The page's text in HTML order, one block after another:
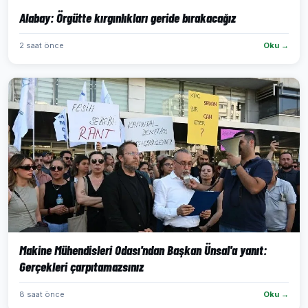
Alabay: Örgütte kırgınlıkları geride bırakacağız
2 saat önce Oku →
Makine Mühendisleri Odası'ndan Başkan Ünsal'a yanıt:
Gerçekleri çarpıtamazsınız
8 saat önce Oku →